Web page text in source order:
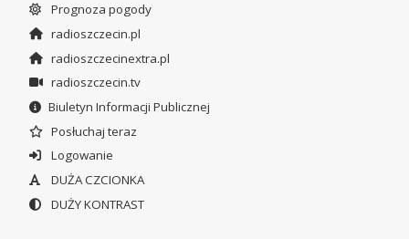
Prognoza pogody
radioszczecin.pl
radioszczecinextra.pl
radioszczecin.tv
Biuletyn Informacji Publicznej
Posłuchaj teraz
Logowanie
DUŻA CZCIONKA
DUŻY KONTRAST